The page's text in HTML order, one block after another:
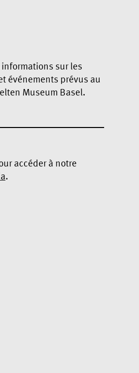
informations sur les
événements prévus au
Museum Basel.
accéder à notre
.